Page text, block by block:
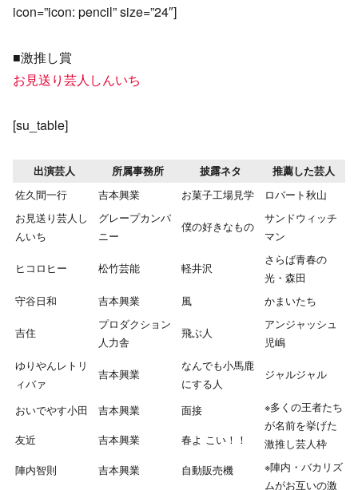
icon=”icon: pencil” size=”24″]
■激推し賞
お見送り芸人しんいち
[su_table]
出演芸人 所属事務所 披露ネタ 推薦した芸人
佐久間一行 吉本興業 お菓子工場見学
ロバート秋山
お見送り芸人し
んいち
グレープカンパ
ニー
僕の好きなもの
サンドウィッチ
マン
ヒコロヒー 松竹芸能 軽井沢
さらば青春の
光・森田
守谷日和
吉本興業 風 かまいたち
吉住
プロダクション
人力舎
飛ぶ人
アンジャッシュ
児嶋
ゆりやんレトリ
ィバァ
吉本興業
なんでも小馬鹿
にする人
ジャルジャル
おいでやす小田 吉本興業 面接
※多くの王者たち
が名前を挙げた
激推し芸人枠
友近 吉本興業
春よ こい！！
陣内智則
吉本興業 自動販売機
※陣内・バカリズ
ムがお互いの激